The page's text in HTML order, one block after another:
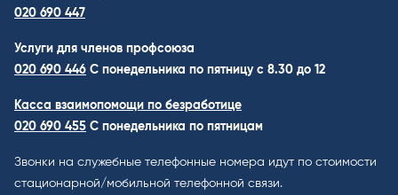
020 690 447
Услуги для членов профсоюза
020 690 446 C понедельника по пятницу с 8.30 до 12
Касса взаимопомощи по безработице
020 690 455 С понедельника по пятницам
Звонки на служебные телефонные номера идут по стоимости
стационарной/мобильной телефонной связи.